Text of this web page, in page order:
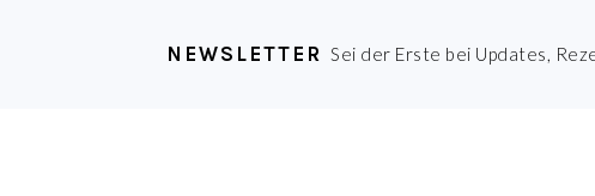
NEWSLETTER Sei der Erste bei Updates,